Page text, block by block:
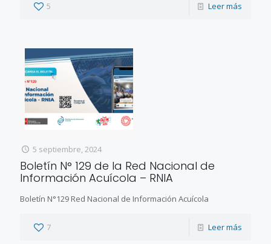
5 Leer más
5 septiembre, 2024
Boletín N° 129 de la Red Nacional de
Información Acuícola – RNIA
Boletín N°129 Red Nacional de Información Acuícola
7 Leer más